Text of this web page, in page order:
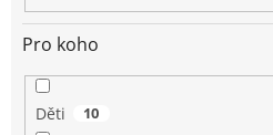
Pro koho
Děti 10